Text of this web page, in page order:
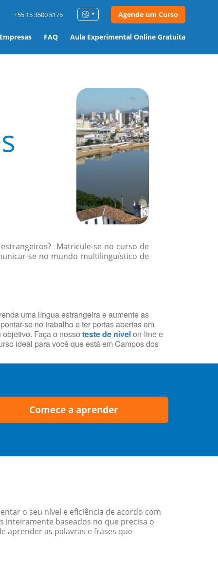
FAQ Aula Experimental Online Gratuita
+55 15 3500 8175 Agende um Curso
Matricule-se no curso de
se no mundo multilinguístico de
uma língua estrangeira e aumente as
se no trabalho e ter portas abertas em
Faça o nosso teste de nívelon-line e
ideal para você que está em Campos dos
Comece a aprender
o seu nível e eficiência de acordo com
inteiramente baseados no que precisa o
aprender as palavras e frases que